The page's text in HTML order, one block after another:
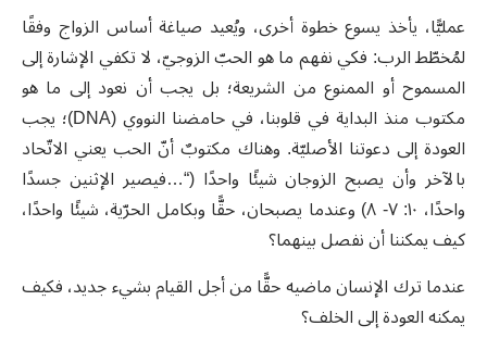
عمليًّا، يأخذ يسوع خطوة أخرى، ويُعيد صياغة أساس الزواج وفقًا
لمُخطّط الرب: فكي نفهم ما هو الحبّ الزوجيّ، لا تكفي الإشارة إلى
المسموح أو الممنوع من الشريعة؛ بل يجب أن نعود إلى ما هو
مكتوب منذ البداية في قلوبنا، في حامضنا النووي (DNA)؛ يجب
العودة إلى دعوتنا الأصليّة. وهناك مكتوبٌ أنّ الحب يعني الاتّحاد
بالآخر وأن يصبح الزوجان شيئًا واحدًا (“…فيصير الإثنين جسدًا
واحدًا، ١٠: ٧- ٨) وعندما يصبحان، حقًّا وبكامل الحرّية، شيئًا واحدًا،
كيف يمكننا أن نفصل بينهما؟
عندما ترك الإنسان ماضيه حقًّا من أجل القيام بشيء جديد، فكيف
يمكنه العودة إلى الخلف؟